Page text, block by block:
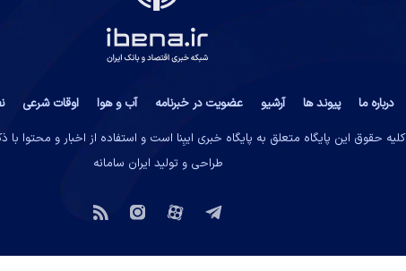
درباره ما پیوند ها آرشیو عضویت در خبرنامه آب و هوا اوقات شرعی
کلیه حقوق این پایگاه متعلق به پایگاه خبری ایبِنا است و استفاده از اخبار و محتوا
طراحی و تولید ایران سامانه